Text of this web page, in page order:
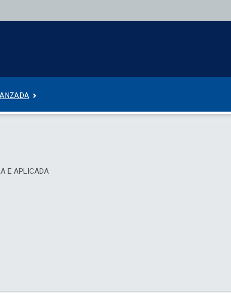
E APLICADA